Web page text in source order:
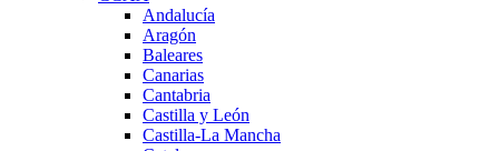
Andalucía
Aragón
Baleares
Canarias
Cantabria
Castilla y León
Castilla-La Mancha